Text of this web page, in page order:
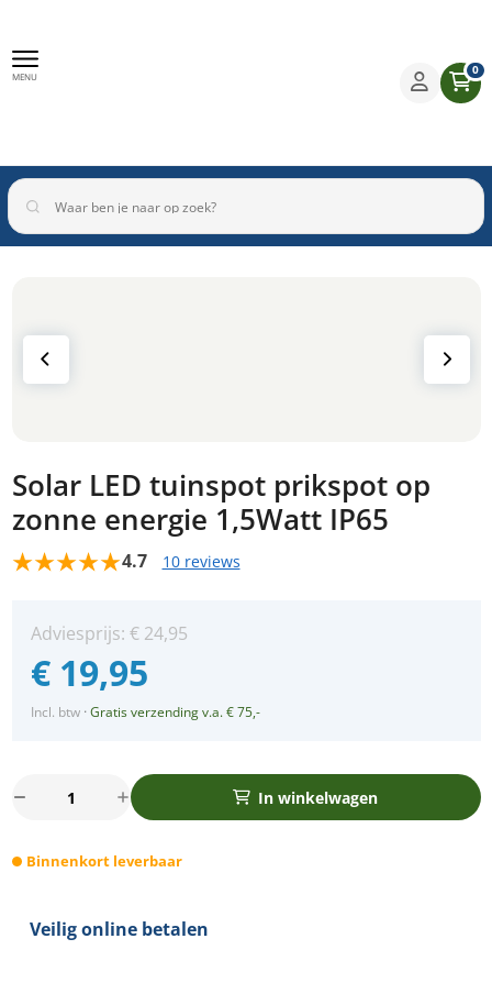
MENU 0
Solar LED tuinspot prikspot op
zonne energie 1,5Watt IP65
4.7 10 reviews
Adviesprijs: € 24,95
€ 19,95
Incl. btw ·Gratis verzending v.a. € 75,-
prikspot
energie
In winkelwagen
Binnenkort leverbaar
Veilig online betalen